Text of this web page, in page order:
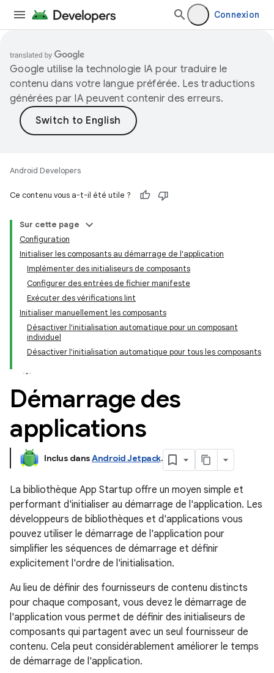
Connexion
Google utilise la technologie IA pour traduire le
contenu dans votre langue préférée. Les traductions
générées par IA peuvent contenir des erreurs.
Android Developers
Ce contenu vous a-t-il été utile ?
Sur cette page
Configuration
Initialiser les composants au démarrage de l'application
Implémenter des initialiseurs de composants
Configurer des entrées de fichier manifeste
Exécuter des vérifications lint
Initialiser manuellement les composants
Désactiver l'initialisation automatique pour un composant
individuel
Désactiver l'initialisation automatique pour tous les composants
Démarrage des
applications
Inclus dansAndroid Jetpack.
La bibliothèque App Startup offre un moyen simple et
performant d'initialiser au démarrage de l'application. Les
développeurs de bibliothèques et d'applications vous
pouvez utiliser le démarrage de l'application pour
simplifier les séquences de démarrage et définir
explicitement l'ordre de l'initialisation.
Au lieu de définir des fournisseurs de contenu distincts
pour chaque composant, vous devez le démarrage de
l'application vous permet de définir des initialiseurs de
composants qui partagent avec un seul fournisseur de
contenu. Cela peut considérablement améliorer le temps
de démarrage de l'application.